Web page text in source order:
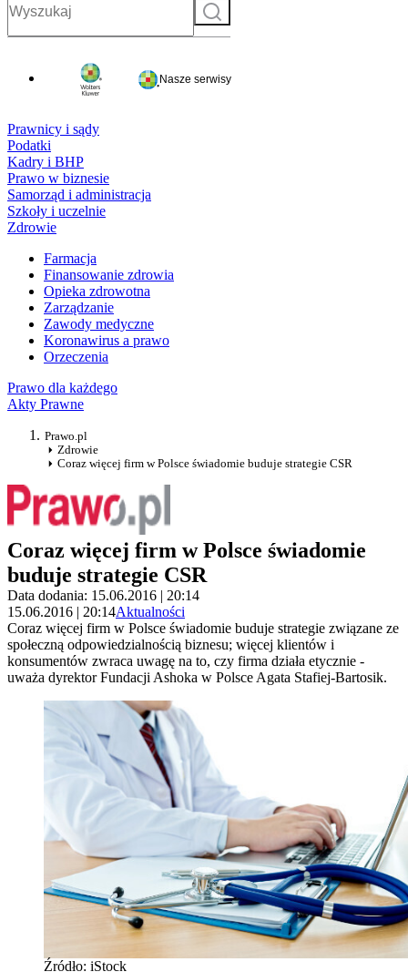
Szukaj
Nasze serwisy
Prawnicy i sądy
Podatki
Kadry i BHP
Prawo w biznesie
Samorząd i administracja
Szkoły i uczelnie
Zdrowie
Farmacja
Finansowanie zdrowia
Opieka zdrowotna
Zarządzanie
Zawody medyczne
Koronawirus a prawo
Orzeczenia
Prawo dla każdego
Akty Prawne
Prawo.pl
Zdrowie
Coraz więcej firm w Polsce świadomie buduje strategie CSR
Coraz więcej firm w Polsce świadomie
buduje strategie CSR
Data dodania: 15.06.2016 | 20:14
15.06.2016 | 20:14Aktualności
Coraz więcej firm w Polsce świadomie buduje strategie związane ze
społeczną odpowiedzialnością biznesu; więcej klientów i
konsumentów zwraca uwagę na to, czy firma działa etycznie -
uważa dyrektor Fundacji Ashoka w Polsce Agata Stafiej-Bartosik.
Źródło: iStock